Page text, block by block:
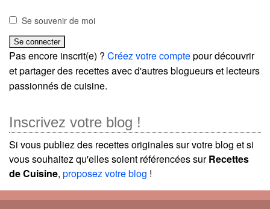
Se souvenir de moi
Pas encore inscrit(e) ? Créez votre comptepour découvrir
et partager des recettes avec d'autres blogueurs et lecteurs
passionnés de cuisine.
Inscrivez votre blog !
Si vous publiez des recettes originales sur votre blog et si
vous souhaitez qu'elles soient référencées surRecettes
de Cuisine, proposez votre blog !